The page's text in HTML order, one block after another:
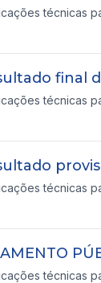
técnicas
final
técnicas
técnicas
técnicas